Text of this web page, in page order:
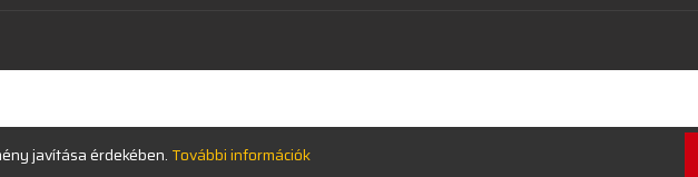
javítása érdekében. További információk